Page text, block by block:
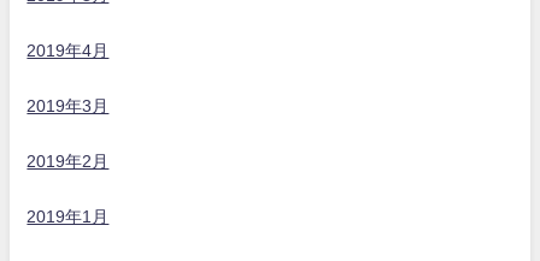
2019年4月
2019年3月
2019年2月
2019年1月